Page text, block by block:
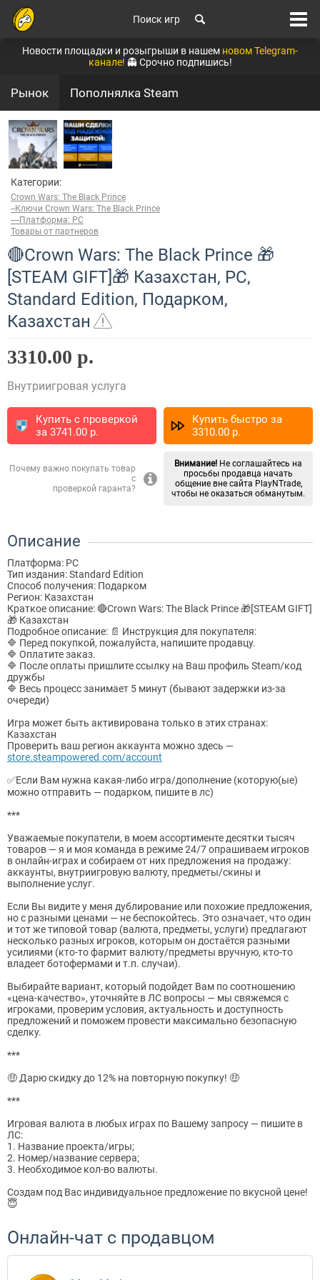
Поиск игр
Новости площадки и розыгрыши в нашем новом Telegram-
канале! 👻 Срочно подпишись!
Рынок Пополнялка Steam
Категории:
Crown Wars: The Black Prince
--Ключи Crown Wars: The Black Prince
----Платформа: PC
Товары от партнеров
🔴Crown Wars: The Black Prince 🎁
[STEAM GIFT]🎁 Казахстан, PC,
Standard Edition, Подарком,
Казахстан
3310.00 р.
Внутриигровая услуга
Купить с проверкой
за 3741.00 p.
Купить быстро за
3310.00 p.
Почему важно покупать товар
с
проверкой гаранта?
Внимание! Не соглашайтесь на
просьбы продавца начать
общение вне сайта PlayNTrade,
чтобы не оказаться обманутым.
Описание
Платформа: PC
Тип издания: Standard Edition
Способ получения: Подарком
Регион: Казахстан
Краткое описание: 🔴Crown Wars: The Black Prince 🎁[STEAM GIFT]
🎁 Казахстан
Подробное описание: 📄 Инструкция для покупателя:
🔷 Перед покупкой, пожалуйста, напишите продавцу.
🔷 Оплатите заказ.
🔷 После оплаты пришлите ссылку на Ваш профиль Steam/код
дружбы
🔷 Весь процесс занимает 5 минут (бывают задержки из-за
очереди)
Игра может быть активирована только в этих странах:
Казахстан
Проверить ваш регион аккаунта можно здесь —
store.steampowered.com/account
✅Если Вам нужна какая-либо игра/дополнение (которую(ые)
можно отправить — подарком, пишите в лс)
***
Уважаемые покупатели, в моем ассортименте десятки тысяч
товаров — я и моя команда в режиме 24/7 опрашиваем игроков
в онлайн-играх и собираем от них предложения на продажу:
аккаунты, внутриигровую валюту, предметы/скины и
выполнение услуг.
Если Вы видите у меня дублирование или похожие предложения,
но с разными ценами — не беспокойтесь. Это означает, что один
и тот же типовой товар (валюта, предметы, услуги) предлагают
несколько разных игроков, которым он достаётся разными
усилиями (кто-то фармит валюту/предметы вручную, кто-то
владеет ботофермами и т.п. случаи).
Выбирайте вариант, который подойдет Вам по соотношению
«цена-качество», уточняйте в ЛС вопросы — мы свяжемся с
игроками, проверим условия, актуальность и доступность
предложений и поможем провести максимально безопасную
сделку.
***
🤑 Дарю скидку до 12% на повторную покупку! 🤑
***
Игровая валюта в любых играх по Вашему запросу — пишите в
ЛС:
1. Название проекта/игры;
2. Номер/название сервера;
3. Необходимое кол-во валюты.
Создам под Вас индивидуальное предложение по вкусной цене!
😇
Онлайн-чат с продавцом